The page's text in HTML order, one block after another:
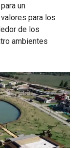
un
para los
de los
ambientes